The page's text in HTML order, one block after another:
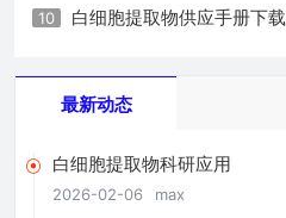
10 白细胞提取物供应手册下载
最新动态
白细胞提取物科研应用
2026-02-06 max